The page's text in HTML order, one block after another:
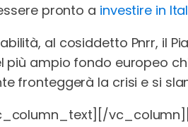
pronto a investire in
al cosiddetto Pnrr, il
più ampio fondo europeo
fronteggerà la crisi e si